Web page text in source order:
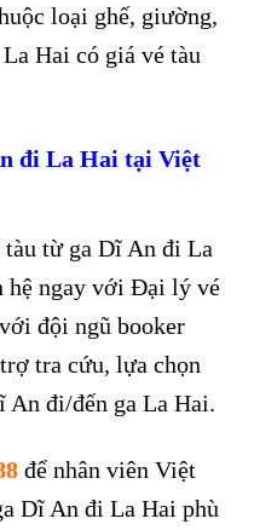
loại ghế, giường,
Hai có giá vé tàu
đi La Hai tại Việt
từ ga Dĩ An đi La
hệ ngay với Đại lý vé
đội ngũ booker
tra cứu, lựa chọn
An đi/đến ga La Hai.
để nhân viên Việt
Dĩ An đi La Hai phù